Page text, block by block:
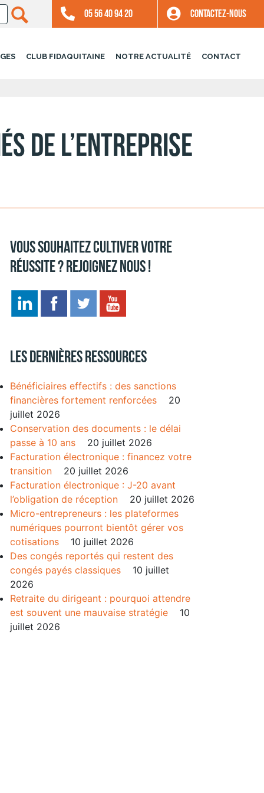
05 56 40 94 20 CONTACTEZ-NOUS
CLUB FIDAQUITAINE NOTRE ACTUALITÉ CONTACT
de l’entreprise
Vous souhaitez cultiver votre
réussite ? Rejoignez nous !
Les dernières ressources
Bénéficiaires effectifs : des sanctions
financières fortement renforcées
20
juillet 2026
Conservation des documents : le délai
passe à 10 ans
20 juillet 2026
Facturation électronique : financez votre
transition
20 juillet 2026
Facturation électronique : J-20 avant
l’obligation de réception
20 juillet 2026
Micro-entrepreneurs : les plateformes
numériques pourront bientôt gérer vos
cotisations
10 juillet 2026
Des congés reportés qui restent des
congés payés classiques
10 juillet
2026
Retraite du dirigeant : pourquoi attendre
est souvent une mauvaise stratégie
10
juillet 2026